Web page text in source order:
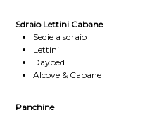
Sdraio Lettini Cabane
Sedie a sdraio
Lettini
Daybed
Alcove & Cabane
Panchine